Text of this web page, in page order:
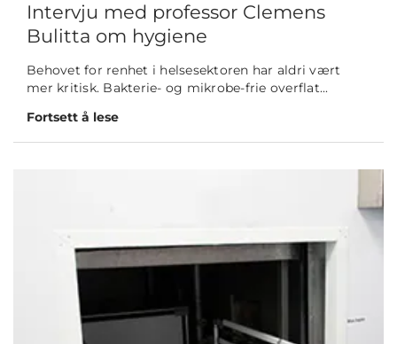
Intervju med professor Clemens
Bulitta om hygiene
Behovet for renhet i helsesektoren har aldri vært
mer kritisk. Bakterie- og mikrobe-frie overflat...
Fortsett å lese